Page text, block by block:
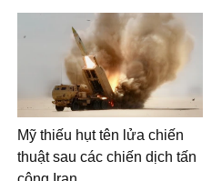
Mỹ thiếu hụt tên lửa chiến
thuật sau các chiến dịch tấn